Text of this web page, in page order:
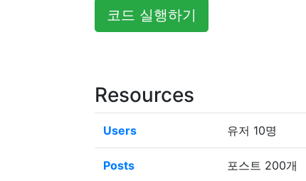
코드 실행하기
Resources
Users 유저 10명
Posts 포스트 200개